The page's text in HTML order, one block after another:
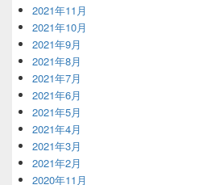
2021年11月
2021年10月
2021年9月
2021年8月
2021年7月
2021年6月
2021年5月
2021年4月
2021年3月
2021年2月
2020年11月